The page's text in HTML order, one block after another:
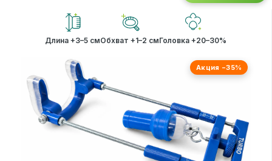
Длина +3–5 смОбхват +1–2 смГоловка +20–30%
Акция −35%